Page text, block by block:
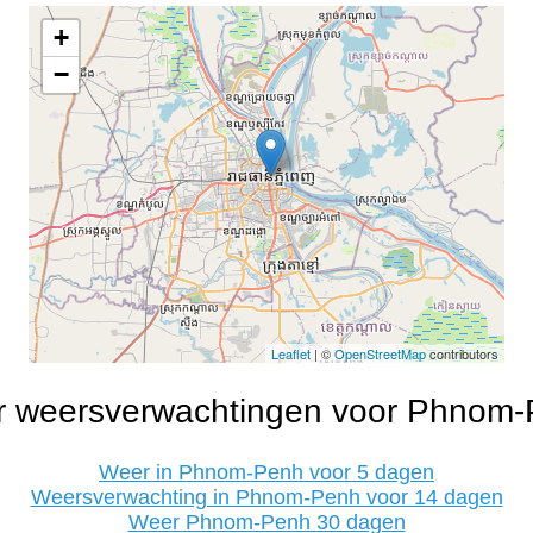
+
−
Leaflet | ©OpenStreetMapcontributors
weersverwachtingen voor Phnom-
Weer in Phnom-Penh voor 5 dagen
Weersverwachting in Phnom-Penh voor 14 dagen
Weer Phnom-Penh 30 dagen